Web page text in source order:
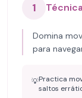
1
Domina
para
💡Practica
saltos